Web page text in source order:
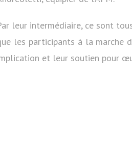
leur intermédiaire, ce sont
les participants à la marche
et leur soutien pour